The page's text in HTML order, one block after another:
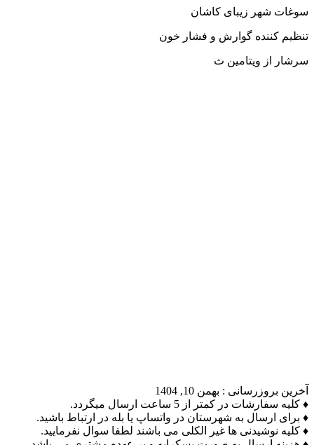
سوغات شهر زیبای کاشان
تنظیم کننده گوارش و فشار خون
سرشار از ویتامین ث
آخرین بروزرسانی : بهمن 10, 1404
♦ کلیه سفارشات در کمتر از 5 ساعت ارسال میگردد.
♦ برای ارسال به شهرستان در واتساپ یا بله در ارتباط باشید.
♦ کلیه نوشیدنی ها غیر الکلی می باشند لطفا سوال نفرمایید.